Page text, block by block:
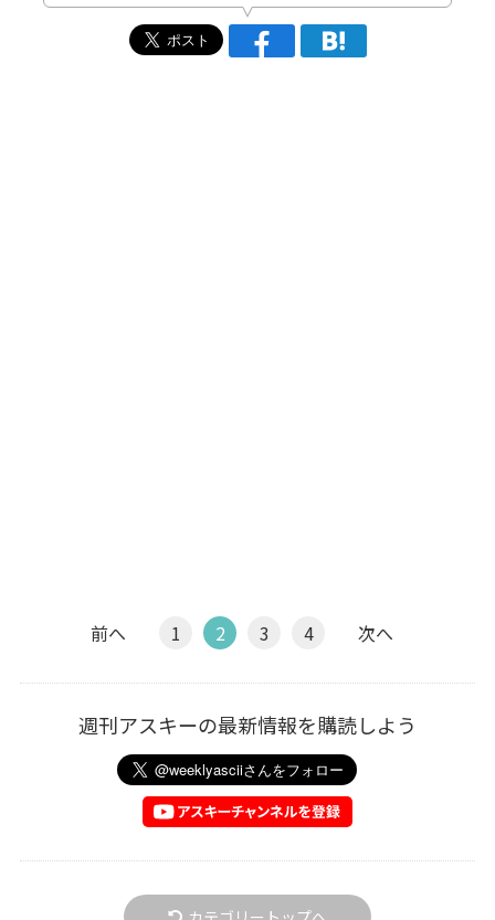
前へ 1 2 3 4 次へ
週刊アスキーの最新情報を購読しよう